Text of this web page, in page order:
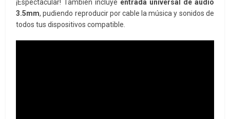
¡Espectacular! También incluye entrada universal de audio
3.5mm, pudiendo reproducir por cable la música y sonidos de
todos tus dispositivos compatible.